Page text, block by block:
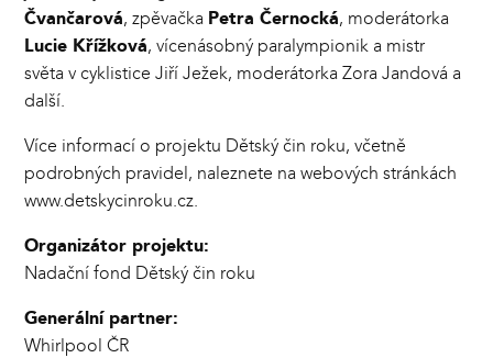
Čvančarová, zpěvačka Petra Černocká, moderátorka
Lucie Křížková, vícenásobný paralympionik a mistr
světa v cyklistice Jiří Ježek, moderátorka Zora Jandová a
další.
Více informací o projektu Dětský čin roku, včetně
podrobných pravidel, naleznete na webových stránkách
www.detskycinroku.cz.
Organizátor projektu:
Nadační fond Dětský čin roku
Generální partner:
Whirlpool ČR